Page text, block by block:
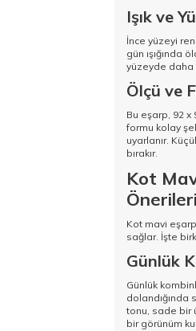
Işık ve
İnce yüzeyi
gün ışığında
yüzeyde daha
Ölçü ve
Bu eşarp, 92
formu kolay
uyarlanır.
bırakır.
Kot
Önerileri
Kot mavi
sağlar. İşte
Günlük
Günlük
dolandığında
tonu, sade bir
bir görünüm